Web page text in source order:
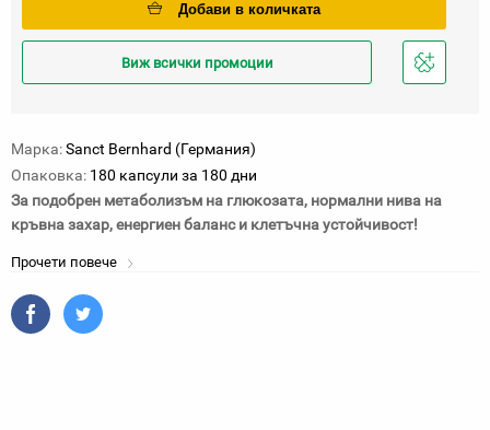
Добави в количката
Виж всички промоции
Добави
Марка:Sanct Bernhard (Германия)
Опаковка: 180 капсули за 180 дни
За подобрен метаболизъм на глюкозата, нормални нива на
кръвна захар, енергиен баланс и клетъчна устойчивост!
Прочети повече